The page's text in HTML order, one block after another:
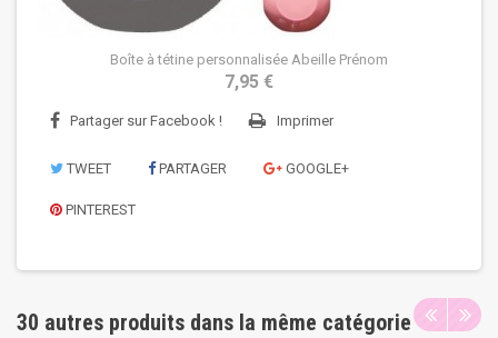
Boîte à tétine personnalisée Abeille Prénom
7,95 €
Partager sur Facebook ! Imprimer
TWEET PARTAGER GOOGLE+
PINTEREST
30 autres produits dans la même catégorie